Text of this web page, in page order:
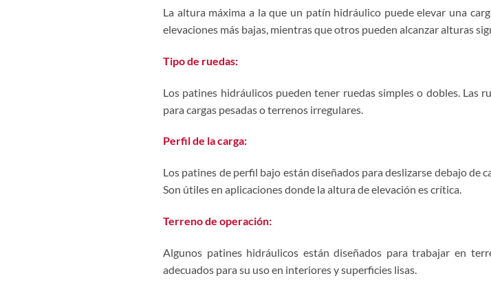
La altura máxima a la que un patín hidráulico puede elevar una
elevaciones más bajas, mientras que otros pueden alcanzar alturas
Tipo de ruedas:
Los patines hidráulicos pueden tener ruedas simples o dobles. Las
para cargas pesadas o terrenos irregulares.
Perfil de la carga:
Los patines de perfil bajo están diseñados para deslizarse debajo de
Son útiles en aplicaciones donde la altura de elevación es crítica.
Terreno de operación:
Algunos patines hidráulicos están diseñados para trabajar en
adecuados para su uso en interiores y superficies lisas.